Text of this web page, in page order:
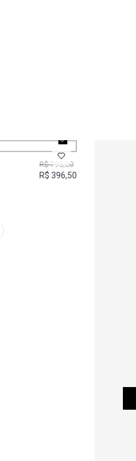
R$ 793,00
R$ 396,50